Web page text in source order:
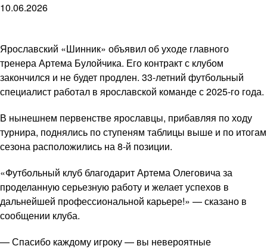
10.06.2026
Ярославский «Шинник» объявил об уходе главного
тренера Артема Булойчика. Его контракт с клубом
закончился и не будет продлен. 33-летний футбольный
специалист работал в ярославской команде с 2025-го года.
В нынешнем первенстве ярославцы, прибавляя по ходу
турнира, поднялись по ступеням таблицы выше и по итогам
сезона расположились на 8-й позиции.
«Футбольный клуб благодарит Артема Олеговича за
проделанную серьезную работу и желает успехов в
дальнейшей профессиональной карьере!» — сказано в
сообщении клуба.
— Спасибо каждому игроку — вы невероятные